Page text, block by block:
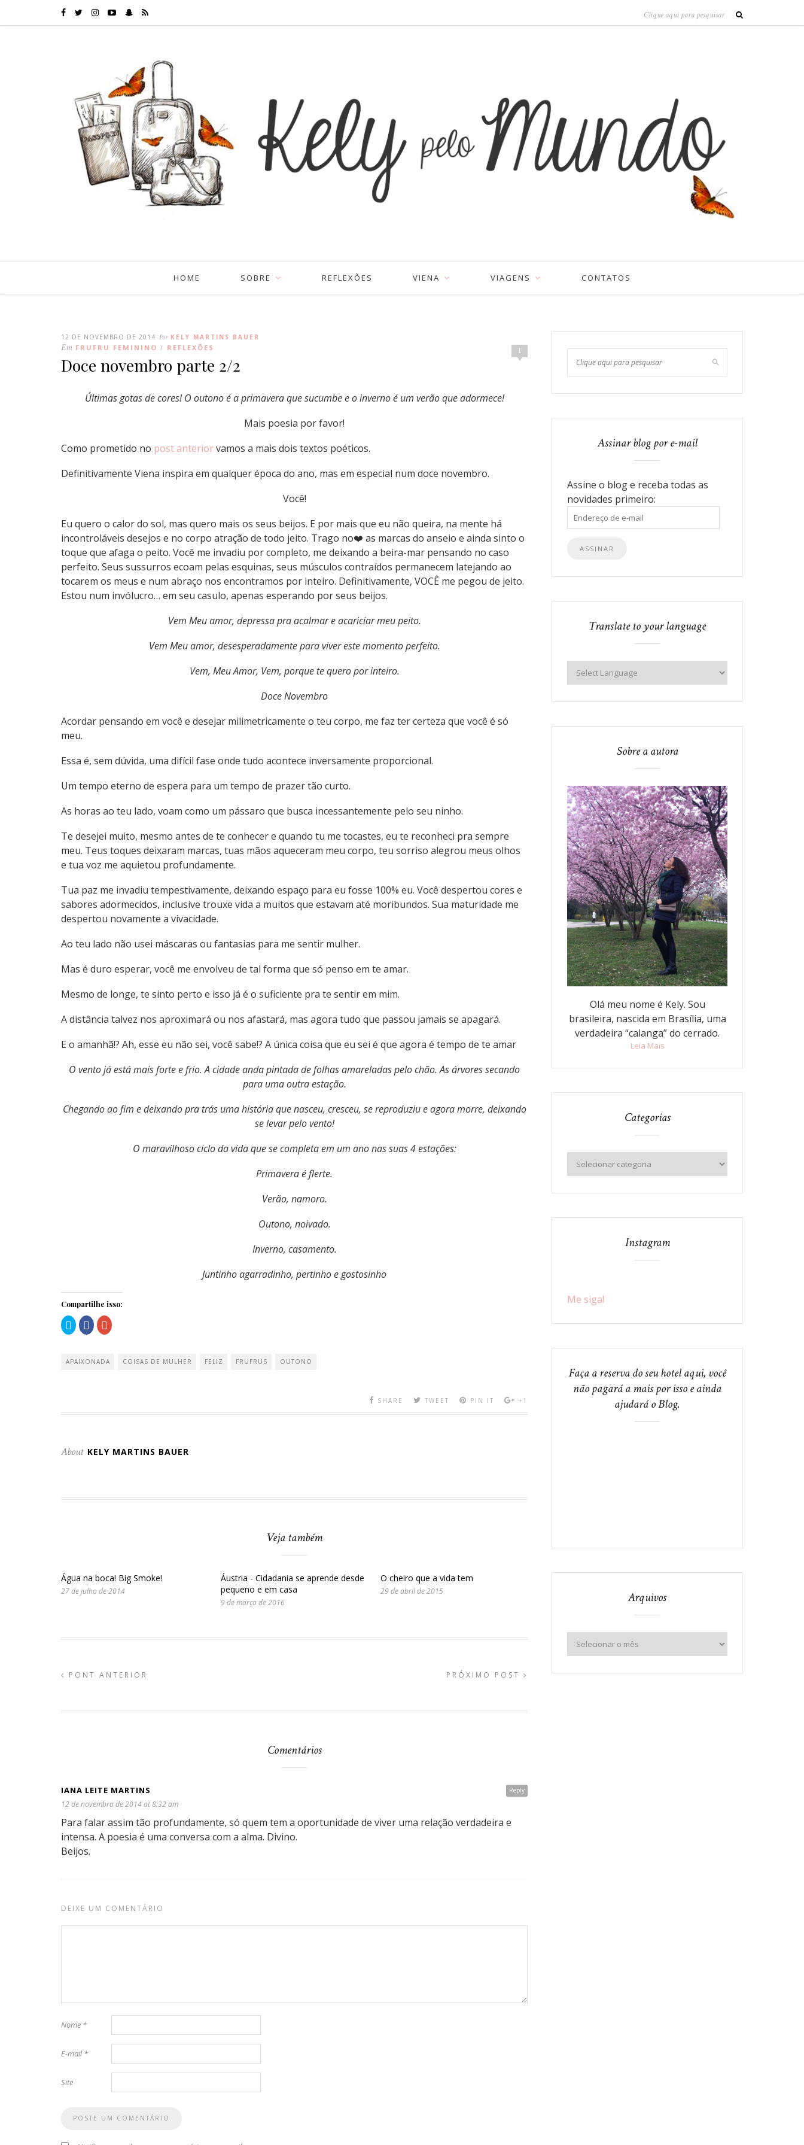
HOME SOBRE REFLEXÕES VIENA VIAGENS CONTATOS
12 DE NOVEMBRO DE 2014 Por KELY MARTINS BAUER
1
Em FRUFRU FEMININO / REFLEXÕES
Doce novembro parte 2/2
Últimas gotas de cores! O outono é a primavera que sucumbe e o inverno é um verão que adormece!
Mais poesia por favor!
Como prometido no post anteriorvamos a mais dois textos poéticos.
Definitivamente Viena inspira em qualquer época do ano, mas em especial num doce novembro.
Você!
Eu quero o calor do sol, mas quero mais os seus beijos. E por mais que eu não queira, na mente há
incontroláveis desejos e no corpo atração de todo jeito. Trago no❤️ as marcas do anseio e ainda sinto o
toque que afaga o peito. Você me invadiu por completo, me deixando a beira-mar pensando no caso
perfeito. Seus sussurros ecoam pelas esquinas, seus músculos contraídos permanecem latejando ao
tocarem os meus e num abraço nos encontramos por inteiro. Definitivamente, VOCÊ me pegou de jeito.
Estou num invólucro… em seu casulo, apenas esperando por seus beijos.
Vem Meu amor, depressa pra acalmar e acariciar meu peito.
Vem Meu amor, desesperadamente para viver este momento perfeito.
Vem, Meu Amor, Vem, porque te quero por inteiro.
Doce Novembro
Acordar pensando em você e desejar milimetricamente o teu corpo, me faz ter certeza que você é só
meu.
Essa é, sem dúvida, uma difícil fase onde tudo acontece inversamente proporcional.
Um tempo eterno de espera para um tempo de prazer tão curto.
As horas ao teu lado, voam como um pássaro que busca incessantemente pelo seu ninho.
Te desejei muito, mesmo antes de te conhecer e quando tu me tocastes, eu te reconheci pra sempre
meu. Teus toques deixaram marcas, tuas mãos aqueceram meu corpo, teu sorriso alegrou meus olhos
e tua voz me aquietou profundamente.
Tua paz me invadiu tempestivamente, deixando espaço para eu fosse 100% eu. Você despertou cores e
sabores adormecidos, inclusive trouxe vida a muitos que estavam até moribundos. Sua maturidade me
despertou novamente a vivacidade.
Ao teu lado não usei máscaras ou fantasias para me sentir mulher.
Mas é duro esperar, você me envolveu de tal forma que só penso em te amar.
Mesmo de longe, te sinto perto e isso já é o suficiente pra te sentir em mim.
A distância talvez nos aproximará ou nos afastará, mas agora tudo que passou jamais se apagará.
E o amanhã!? Ah, esse eu não sei, você sabe!? A única coisa que eu sei é que agora é tempo de te amar
O vento já está mais forte e frio. A cidade anda pintada de folhas amareladas pelo chão. As árvores secando
para uma outra estação.
Chegando ao fim e deixando pra trás uma história que nasceu, cresceu, se reproduziu e agora morre, deixando
se levar pelo vento!
O maravilhoso ciclo da vida que se completa em um ano nas suas 4 estações:
Primavera é flerte.
Verão, namoro.
Outono, noivado.
Inverno, casamento.
Juntinho agarradinho, pertinho e gostosinho
Compartilhe isso:
Clique
para
compartilhar
em
nova
Clique
para
compartilhar
em
nova
Compartilhe
no
nova
janela)
APAIXONADA COISAS DE MULHER FELIZ FRUFRUS OUTONO
SHARE TWEET PIN IT +1
About KELY MARTINS BAUER
Veja também
Água na boca! Big Smoke!
27 de julho de 2014
Áustria - Cidadania se aprende desde
pequeno e em casa
9 de março de 2016
O cheiro que a vida tem
29 de abril de 2015
PONT ANTERIOR PRÓXIMO POST
Comentários
Reply
IANA LEITE MARTINS
12 de novembro de 2014 at 8:32 am
Para falar assim tão profundamente, só quem tem a oportunidade de viver uma relação verdadeira e
intensa. A poesia é uma conversa com a alma. Divino.
Beijos.
DEIXE UM COMENTÁRIO
Nome *
E-mail*
Site
Assinar blog por e-mail
Assine o blog e receba todas as
novidades primeiro:
Endereço
de
Translate to your language
Sobre a autora
Olá meu nome é Kely. Sou
brasileira, nascida em Brasília, uma
verdadeira “calanga” do cerrado.
Leia Mais
Categorias
Instagram
Me siga!
Faça a reserva do seu hotel aqui, você
não pagará a mais por isso e ainda
ajudará o Blog.
Arquivos